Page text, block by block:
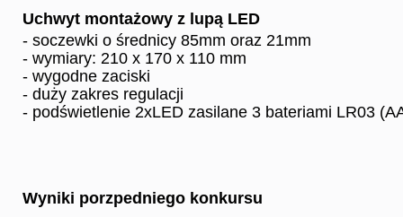
Uchwyt montażowy z lupą LED
- soczewki o średnicy 85mm oraz 21mm
- wymiary: 210 x 170 x 110 mm
- wygodne zaciski
- duży zakres regulacji
- podświetlenie 2xLED zasilane 3 bateriami LR03
Wyniki porzpedniego konkursu